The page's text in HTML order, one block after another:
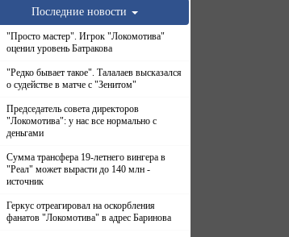
Последние новости
"Просто мастер". Игрок "Локомотива"
оценил уровень Батракова
"Редко бывает такое". Талалаев высказался
о судействе в матче с "Зенитом"
Председатель совета директоров
"Локомотива": у нас все нормально с
деньгами
Сумма трансфера 19-летнего вингера в
"Реал" может вырасти до 140 млн -
источник
Геркус отреагировал на оскорбления
фанатов "Локомотива" в адрес Баринова